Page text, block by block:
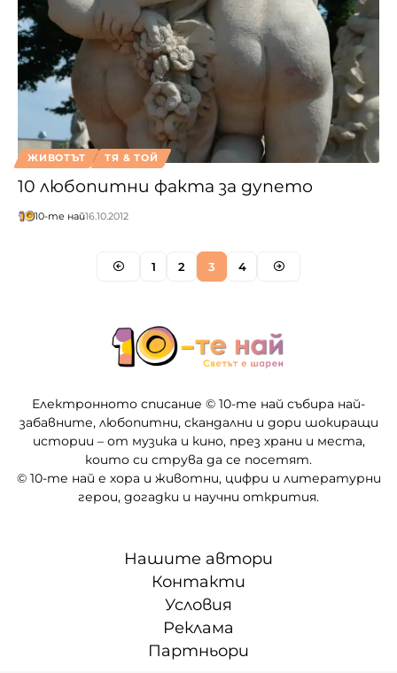
ЖИВОТЪТ ТЯ & ТОЙ
10 любопитни факта за дупето
10-те най16.10.2012
1 2 3 4
Електронното списание © 10-те най събира най-
забавните, любопитни, скандални и дори шокиращи
истории – от музика и кино, през храни и места,
които си струва да се посетят.
© 10-те най е хора и животни, цифри и литературни
герои, догадки и научни открития.
Нашите автори
Контакти
Условия
Реклама
Партньори